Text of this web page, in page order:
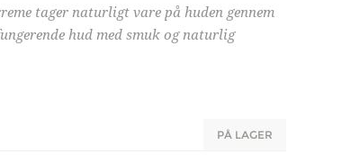
tager naturligt vare på huden gennem
hud med smuk og naturlig
PÅ LAGER